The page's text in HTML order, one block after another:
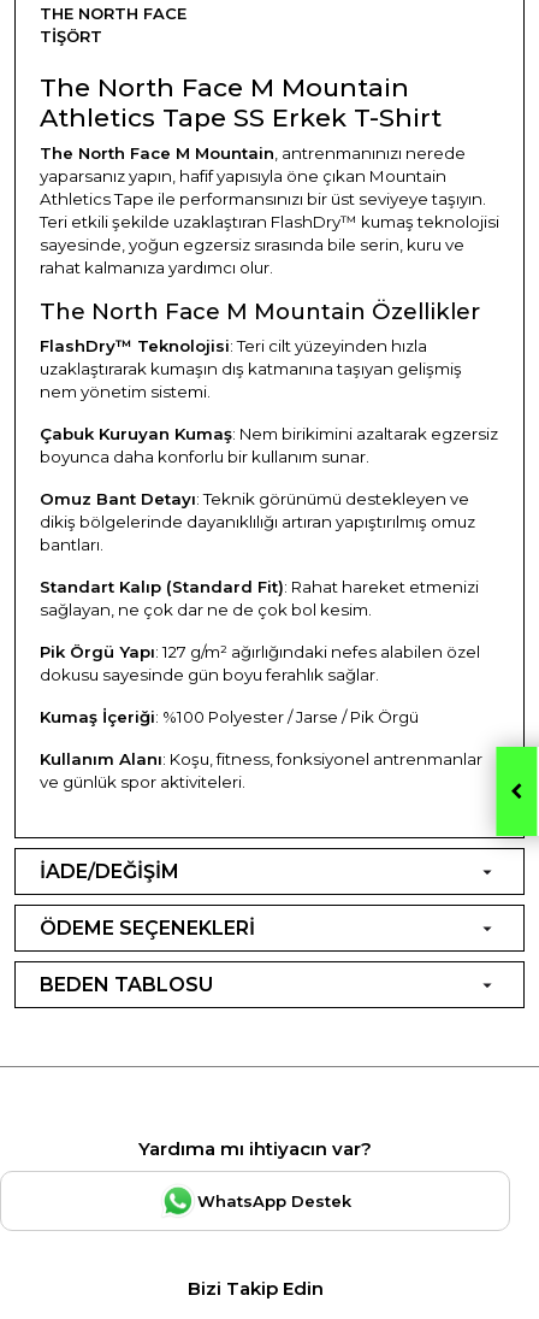
THE NORTH FACE
TIŞÖRT
The North Face M Mountain
Athletics Tape SS Erkek T-Shirt
The North Face M Mountain , antrenmanınızı nerede
yaparsanız yapın, hafif yapısıyla öne çıkan Mountain
Athletics Tape ile performansınızı bir üst seviyeye taşıyın.
Teri etkili şekilde uzaklaştıran FlashDry™ kumaş teknolojisi
sayesinde, yoğun egzersiz sırasında bile serin, kuru ve
rahat kalmanıza yardımcı olur.
The North Face M Mountain Özellikler
FlashDry™ Teknolojisi: Teri cilt yüzeyinden hızla
uzaklaştırarak kumaşın dış katmanına taşıyan gelişmiş
nem yönetim sistemi.
Çabuk Kuruyan Kumaş: Nem birikimini azaltarak egzersiz
boyunca daha konforlu bir kullanım sunar.
Omuz Bant Detayı: Teknik görünümü destekleyen ve
dikiş bölgelerinde dayanıklılığı artıran yapıştırılmış omuz
bantları.
Standart Kalıp (Standard Fit): Rahat hareket etmenizi
sağlayan, ne çok dar ne de çok bol kesim.
Pik Örgü Yapı: 127 g/m² ağırlığındaki nefes alabilen özel
dokusu sayesinde gün boyu ferahlık sağlar.
Kumaş İçeriği: %100 Polyester / Jarse / Pik Örgü
Kullanım Alanı: Koşu, fitness, fonksiyonel antrenmanlar
ve günlük spor aktiviteleri.
İADE/DEĞİŞİM
ÖDEME SEÇENEKLERİ
BEDEN TABLOSU
Yardıma mı ihtiyacın var?
WhatsApp Destek
Bizi Takip Edin